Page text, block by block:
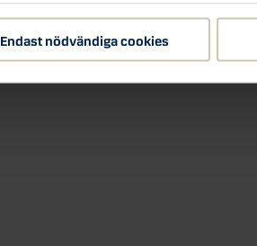
Endast nödvändiga cookies